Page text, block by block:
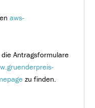
aws-
Antragsformulare
zu finden.